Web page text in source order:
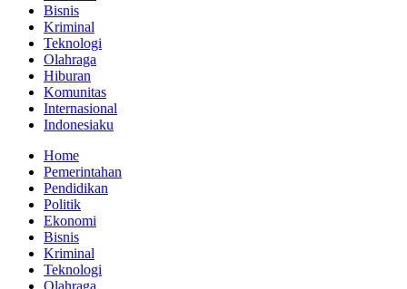
Bisnis
Kriminal
Teknologi
Olahraga
Hiburan
Komunitas
Internasional
Indonesiaku
Home
Pemerintahan
Pendidikan
Politik
Ekonomi
Bisnis
Kriminal
Teknologi
Olahraga